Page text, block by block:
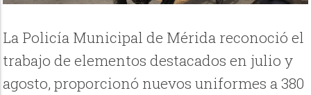
La Policía Municipal de Mérida reconoció el
trabajo de elementos destacados en julio y
agosto, proporcionó nuevos uniformes a 380